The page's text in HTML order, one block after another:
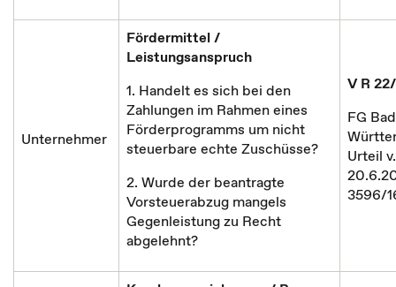
Unternehmer
Fördermittel /
Leistungsanspruch
1. Handelt es sich bei den
Zahlungen im Rahmen eines
Förderprogramms um nicht
steuerbare echte Zuschüsse?
2. Wurde der beantragte
Vorsteuerabzug mangels
Gegenleistung zu Recht
abgelehnt?
V R
FG
Urteil v.
3596/